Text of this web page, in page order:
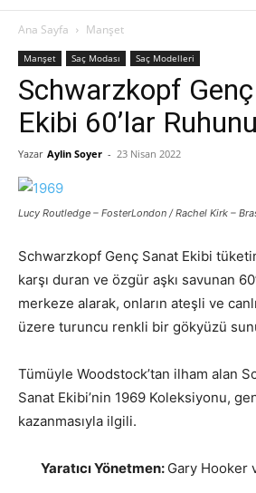
Ana Sayfa Manşet
Manşet Saç Modası Saç Modelleri
Schwarzkopf
Ekibi 60’lar
Yazar Aylin Soyer - 23 Nisan 2022
Lucy Routledge – FosterLondon / Rachel Kirk –
Schwarzkopf Genç Sanat Ekibi
karşı duran ve özgür aşkı savunan
merkeze alarak, onların ateşli ve
üzere turuncu renkli bir gökyüzü
Tümüyle Woodstock’tan ilham alan
Sanat Ekibi’nin 1969 Koleksiyonu,
kazanmasıyla ilgili.
Yaratıcı Yönetmen: Gary Hooker